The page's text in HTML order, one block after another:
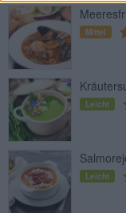
Mittel
Leicht
Leicht